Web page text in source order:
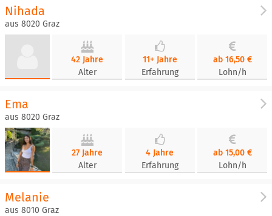
Nihada
aus 8020 Graz
42 Jahre
Alter
11+ Jahre
Erfahrung
ab 16,50 €
Lohn/h
Ema
aus 8020 Graz
27 Jahre
Alter
4 Jahre
Erfahrung
ab 15,00 €
Lohn/h
Melanie
aus 8010 Graz